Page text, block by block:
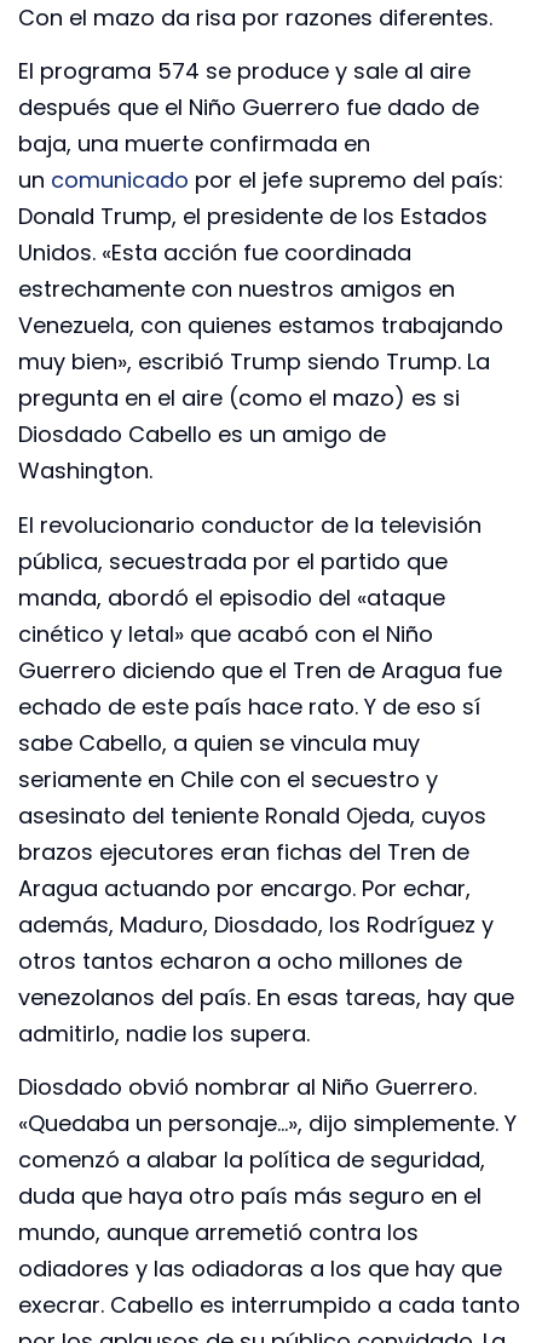
Con el mazo da risa por razones diferentes.
El programa 574 se produce y sale al aire
después que el Niño Guerrero fue dado de
baja, una muerte confirmada en
un comunicado por el jefe supremo del país:
Donald Trump, el presidente de los Estados
Unidos. «Esta acción fue coordinada
estrechamente con nuestros amigos en
Venezuela, con quienes estamos trabajando
muy bien», escribió Trump siendo Trump. La
pregunta en el aire (como el mazo) es si
Diosdado Cabello es un amigo de
Washington.
El revolucionario conductor de la televisión
pública, secuestrada por el partido que
manda, abordó el episodio del «ataque
cinético y letal» que acabó con el Niño
Guerrero diciendo que el Tren de Aragua fue
echado de este país hace rato. Y de eso sí
sabe Cabello, a quien se vincula muy
seriamente en Chile con el secuestro y
asesinato del teniente Ronald Ojeda, cuyos
brazos ejecutores eran fichas del Tren de
Aragua actuando por encargo. Por echar,
además, Maduro, Diosdado, los Rodríguez y
otros tantos echaron a ocho millones de
venezolanos del país. En esas tareas, hay que
admitirlo, nadie los supera.
Diosdado obvió nombrar al Niño Guerrero.
«Quedaba un personaje…», dijo simplemente. Y
comenzó a alabar la política de seguridad,
duda que haya otro país más seguro en el
mundo, aunque arremetió contra los
odiadores y las odiadoras a los que hay que
execrar. Cabello es interrumpido a cada tanto